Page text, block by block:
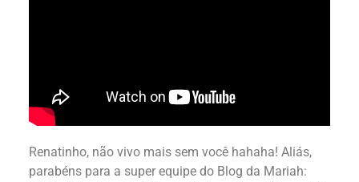
Renatinho, não vivo mais sem você hahaha! Aliás,
parabéns para a super equipe do Blog da Mariah: